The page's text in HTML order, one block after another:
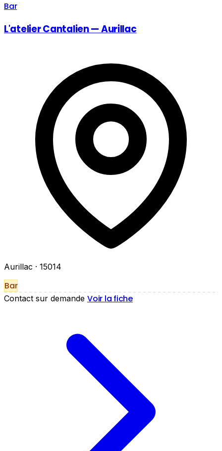
Bar
L'atelier Cantalien — Aurillac
Aurillac · 15014
Bar
Contact sur demande Voir la fiche